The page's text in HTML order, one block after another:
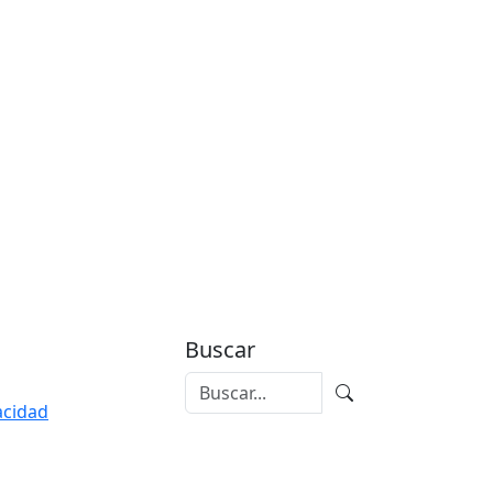
Buscar